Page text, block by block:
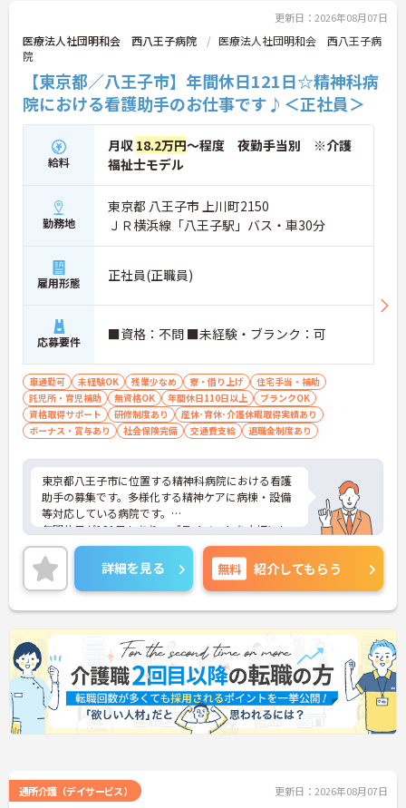
更新日：2026年08月07日
医療法人社団明和会 西八王子病院
医療法人社団明和会 西八王子病
院
【東京都／八王子市】年間休日121日☆精神科病
院における看護助手のお仕事です♪＜正社員＞
給料
月収 18.2万円～程度 夜勤手当別 ※介護
福祉士モデル
勤務地
東京都 八王子市 上川町2150
ＪＲ横浜線「八王子駅」バス・車30分
雇用形態 正社員(正職員)
応募要件 ■資格：不問 ■未経験・ブランク：可
車通勤可 未経験OK 残業少なめ 寮・借り上げ
住宅手当・補助
託児所・育児補助
無資格OK 年間休日110日以上
ブランクOK
資格取得サポート
研修制度あり
産休･育休･介護休暇取得実績あり
ボーナス・賞与あり
社会保険完備 交通費支給 退職金制度あり
東京都八王子市に位置する精神科病院における看護
助手の募集です。多様化する精神ケアに病棟・設備
等対応している病院です。
年間休日が121日もあり、プライベートを大切にし
ながらご勤務いただけます。また、利用可能な託児
所として院内に保育室が完備されているので、子育
て世代の方も安心してご勤務いただけます。
ご興味のある方には、面接対策ポイントなど、さら
に詳細をお話しいたしますのでお気軽にご相談くだ
さい！
詳細を見る 無料 紹介してもらう
通所介護（デイサービス） 更新日：2026年08月07日